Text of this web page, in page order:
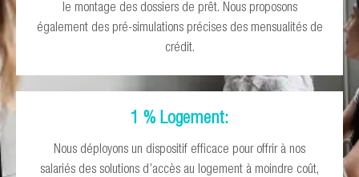
le montage des dossiers de prêt. Nous proposons
également des pré-simulations précises des mensualités de
crédit.
1 % Logement:​
Nous déployons un dispositif efficace pour offrir à nos
salariés des solutions d’accès au logement à moindre coût,